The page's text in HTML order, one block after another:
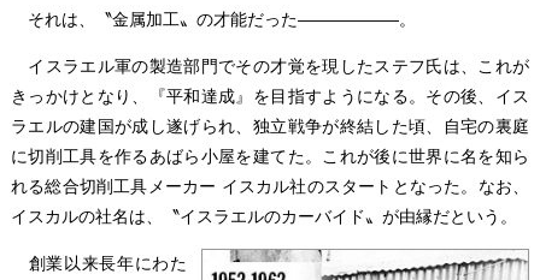
それは、〝金属加工〟の才能だった――――――。
イスラエル軍の製造部門でその才覚を現したステフ氏は、これが
きっかけとなり、『平和達成』を目指すようになる。その後、イス
ラエルの建国が成し遂げられ、独立戦争が終結した頃、自宅の裏庭
に切削工具を作るあばら小屋を建てた。これが後に世界に名を知ら
れる総合切削工具メーカー イスカル社のスタートとなった。なお、
イスカルの社名は、〝イスラエルのカーバイド〟が由縁だという。
創業以来長年にわた